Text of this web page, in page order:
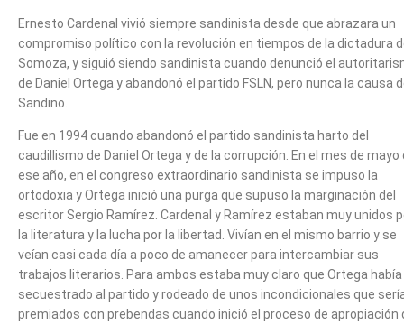
Ernesto Cardenal vivió siempre sandinista desde que abrazara un
compromiso político con la revolución en tiempos de la dictadura
Somoza, y siguió siendo sandinista cuando denunció el
de Daniel Ortega y abandonó el partido FSLN, pero nunca la causa
Sandino.
Fue en 1994 cuando abandonó el partido sandinista harto del
caudillismo de Daniel Ortega y de la corrupción. En el mes de mayo
ese año, en el congreso extraordinario sandinista se impuso la
ortodoxia y Ortega inició una purga que supuso la marginación del
escritor Sergio Ramírez. Cardenal y Ramírez estaban muy unidos
la literatura y la lucha por la libertad. Vivían en el mismo barrio y se
veían casi cada día a poco de amanecer para intercambiar sus
trabajos literarios. Para ambos estaba muy claro que Ortega había
secuestrado al partido y rodeado de unos incondicionales que
premiados con prebendas cuando inició el proceso de apropiación